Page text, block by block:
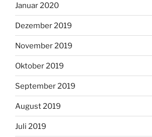
Januar 2020
Dezember 2019
November 2019
Oktober 2019
September 2019
August 2019
Juli 2019